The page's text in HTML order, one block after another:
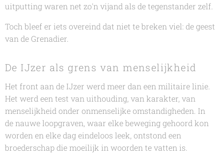
uitputting waren net zo'n vijand als de tegenstander zelf.
Toch bleef er iets overeind dat niet te breken viel: de geest
van de Grenadier.
De IJzer als grens van menselijkheid
Het front aan de IJzer werd meer dan een militaire linie.
Het werd een test van uithouding, van karakter, van
menselijkheid onder onmenselijke omstandigheden. In
de nauwe loopgraven, waar elke beweging gehoord kon
worden en elke dag eindeloos leek, ontstond een
broederschap die moeilijk in woorden te vatten is.